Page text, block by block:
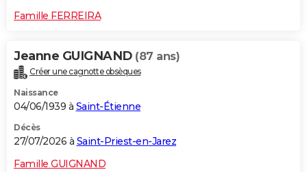
Famille FERREIRA
Jeanne GUIGNAND (87 ans)
Créer une cagnotte obsèques
Naissance
04/06/1939 à Saint-Étienne
Décès
27/07/2026 à Saint-Priest-en-Jarez
Famille GUIGNAND